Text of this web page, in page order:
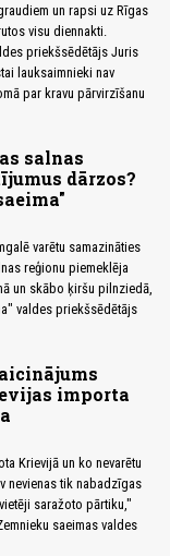
un rapsi uz Rīgas
visu diennakti.
priekšsēdētājs Juris
lauksaimnieki nav
par kravu pārvirzīšanu
salnas
dārzos?
varētu samazināties
reģionu piemeklēja
un skābo ķiršu pilnziedā,
valdes priekšsēdētājs
importa
Krievijā un ko nevarētu
nevienas tik nabadzīgas
saražoto pārtiku,"
saeimas valdes